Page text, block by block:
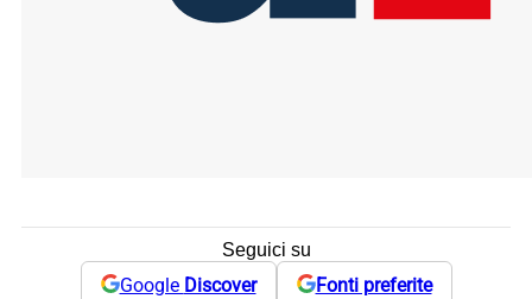
Seguici su
Google Discover Fonti preferite